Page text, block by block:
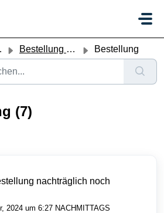
Bestellung & Verfügbarkeit Bestellung
(7)
nachträglich noch
2024 um 6:27 NACHMITTAGS